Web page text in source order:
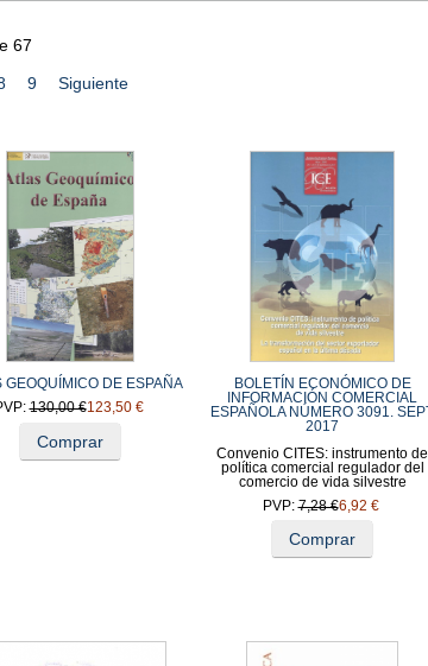
67
9 Siguiente
GEOQUÍMICO DE ESPAÑA
130,00 €123,50 €
Comprar
BOLETÍN ECONÓMICO DE
INFORMACIÓN COMERCIAL
ESPAÑOLA NÚMERO 3091. SEPT
2017
Convenio CITES: instrumento de
política comercial regulador del
comercio de vida silvestre
PVP:7,28 €6,92 €
Comprar